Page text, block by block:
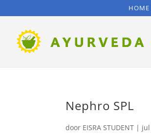
HOME
Nephro SPL
door EISRA STUDENT | jul